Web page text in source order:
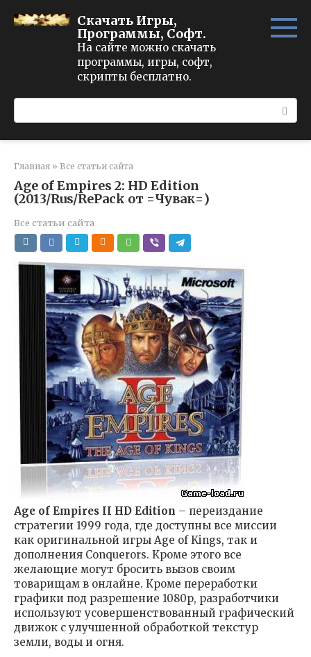
Скачать Игры,
Программы, Софт.
На сайте можно скачать
программы, игры, софт,
скрипты бесплатно.
Главная » Все статьи сайта
Age of Empires 2: HD Edition
(2013/Rus/RePack от =Чувак=)
Все статьи сайта
Age of Empires II HD Edition – переиздание
стратегии 1999 года, где доступны все миссии
как оригинальной игры Age of Kings, так и
дополнения Conquerors. Кроме этого все
желающие могут бросить вызов своим
товарищам в онлайне. Кроме переработки
графики под разрешение 1080p, разработчики
используют усовершенствованный графический
движок с улучшенной обработкой текстур
земли, воды и огня.